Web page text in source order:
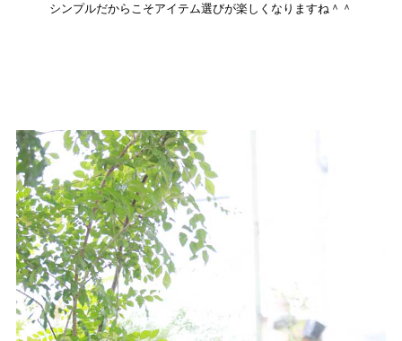
シンプルだからこそアイテム選びが楽しくなりますね＾＾